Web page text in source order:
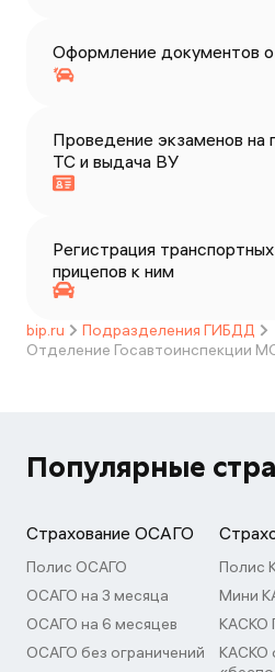
Оформление документов
Проведение экзаменов на
ТС и выдача ВУ
Регистрация
прицепов к ним
bip.ru
Подразделения ГИБДД
Популярные
Страхование ОСАГО
Полис ОСАГО
ОСАГО на 3 месяца
ОСАГО на 6 месяцев
ОСАГО без ограничений
Полис
Мини
КАСКО
КАСКО